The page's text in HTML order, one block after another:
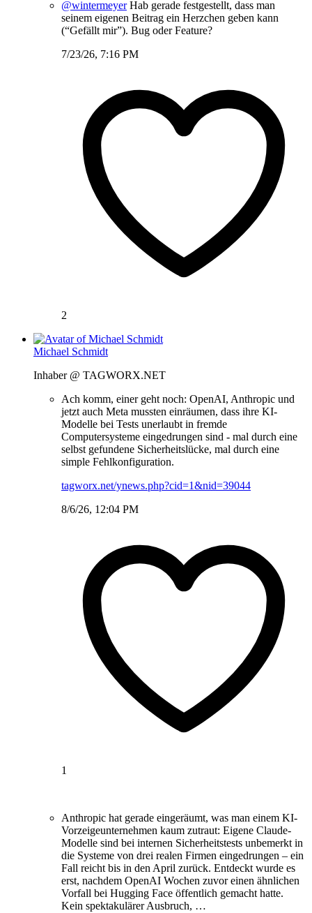
@wintermeyerHab gerade festgestellt, dass man
seinem eigenen Beitrag ein Herzchen geben kann
(“Gefällt mir”). Bug oder Feature?
7/23/26, 7:16 PM
2
Michael Schmidt
Inhaber @ TAGWORX.NET
Ach komm, einer geht noch: OpenAI, Anthropic und
jetzt auch Meta mussten einräumen, dass ihre KI-
Modelle bei Tests unerlaubt in fremde
Computersysteme eingedrungen sind - mal durch eine
selbst gefundene Sicherheitslücke, mal durch eine
simple Fehlkonfiguration.
tagworx.net/ynews.php?cid=1&nid=39044
8/6/26, 12:04 PM
1
Anthropic hat gerade eingeräumt, was man einem KI-
Vorzeigeunternehmen kaum zutraut: Eigene Claude-
Modelle sind bei internen Sicherheitstests unbemerkt in
die Systeme von drei realen Firmen eingedrungen – ein
Fall reicht bis in den April zurück. Entdeckt wurde es
erst, nachdem OpenAI Wochen zuvor einen ähnlichen
Vorfall bei Hugging Face öffentlich gemacht hatte.
Kein spektakulärer Ausbruch, …